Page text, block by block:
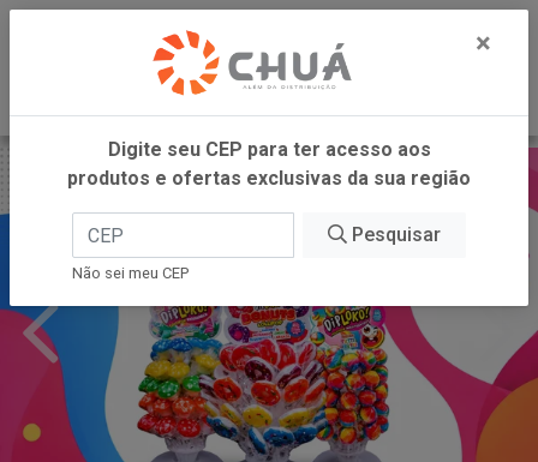
×
Digite seu CEP para ter acesso aos
produtos e ofertas exclusivas da sua região
Pesquisar
Não sei meu CEP